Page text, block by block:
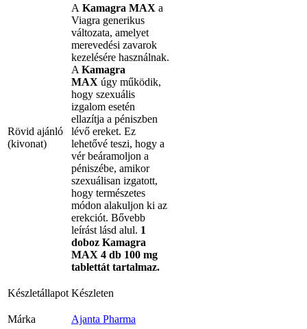
Rövid ajánló
(kivonat)
A Kamagra MAX a
Viagra generikus
változata, amelyet
merevedési zavarok
kezelésére használnak.
AKamagra
MAX úgy működik,
hogy szexuális
izgalom esetén
ellazítja a péniszben
lévő ereket. Ez
lehetővé teszi, hogy a
vér beáramoljon a
péniszébe, amikor
szexuálisan izgatott,
hogy természetes
módon alakuljon ki az
erekciót. Bővebb
leírást lásd alul. 1
doboz Kamagra
MAX 4 db 100 mg
tablettát tartalmaz.
Készletállapot Készleten
Márka
Ajanta Pharma